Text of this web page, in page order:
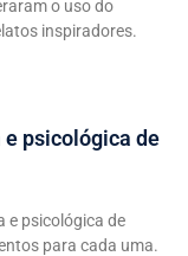
o uso do
inspiradores.
psicológica de
e psicológica de
para cada uma.